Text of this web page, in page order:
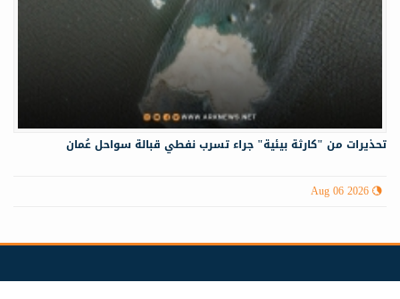
تحذيرات من "كارثة بيئية" جراء تسرب نفطي قبالة سواحل عُمان
Aug 06 2026